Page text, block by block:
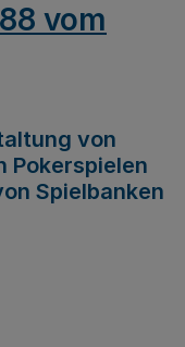
vom
von
Spielbanken